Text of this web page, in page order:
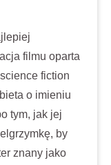
filmu oparta
fiction
o imieniu
tym, jak jej
by
znany jako